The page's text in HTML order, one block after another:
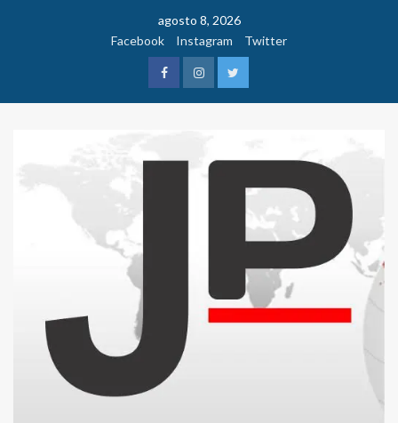
agosto 8, 2026
Facebook
Instagram Twitter
FacebookInstagramTwitter